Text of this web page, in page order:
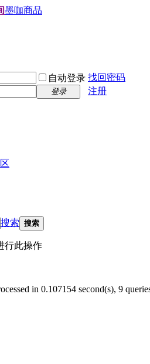
墨咖商品
自动登录 找回密码
登录
注册
搜索 搜索
行此操作
in 0.107154 second(s), 9